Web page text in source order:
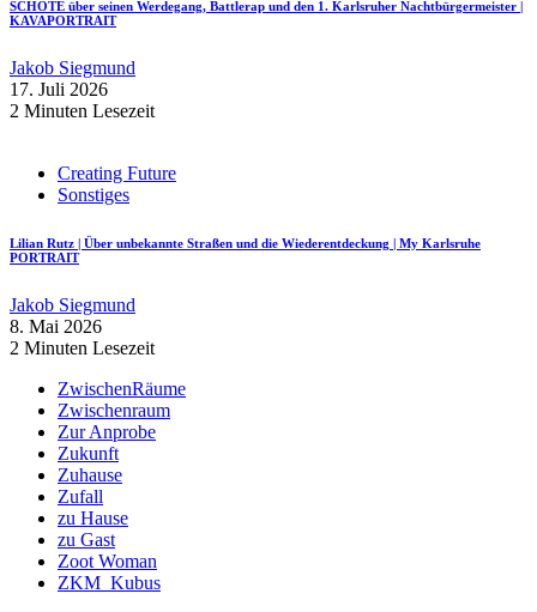
SCHOTE über seinen Werdegang, Battlerap und den 1. Karlsruher Nachtbürgermeister |
KAVAPORTRAIT
Jakob Siegmund
17. Juli 2026
2 Minuten Lesezeit
Creating Future
Sonstiges
Lilian Rutz | Über unbekannte Straßen und die Wiederentdeckung | My Karlsruhe
PORTRAIT
Jakob Siegmund
8. Mai 2026
2 Minuten Lesezeit
ZwischenRäume
Zwischenraum
Zur Anprobe
Zukunft
Zuhause
Zufall
zu Hause
zu Gast
Zoot Woman
ZKM_Kubus